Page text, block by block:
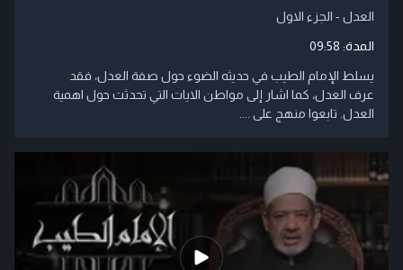
العدل - الجزء الاول
المدة: 09:58
يسلط الإمام الطيب في حديثه الضوء حول صفة العدل، فقد
عرف العدل، كما اشار إلى مواطن الايات التي تحدثت حول اهمية
العدل. تابعوا منهج على ....